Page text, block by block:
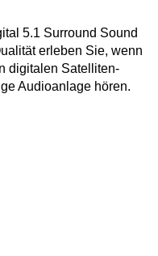
5.1 Surround Sound
erleben Sie, wenn
digitalen Satelliten-
Audioanlage hören.